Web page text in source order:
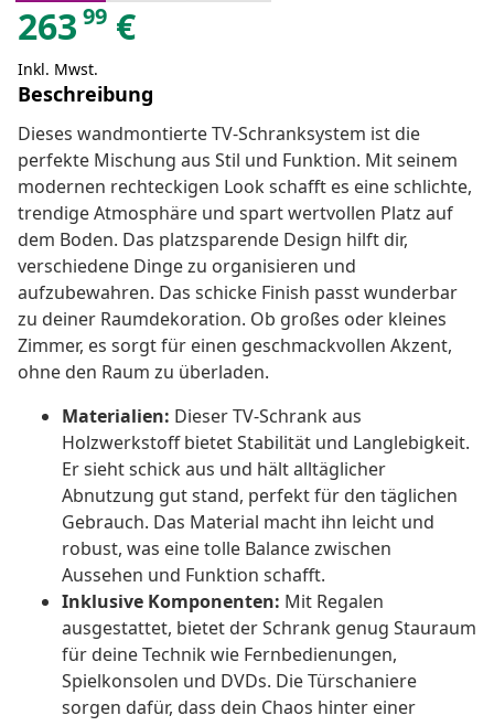
263 99 €
Inkl. Mwst.
Beschreibung
Dieses wandmontierte TV-Schranksystem ist die
perfekte Mischung aus Stil und Funktion. Mit seinem
modernen rechteckigen Look schafft es eine schlichte,
trendige Atmosphäre und spart wertvollen Platz auf
dem Boden. Das platzsparende Design hilft dir,
verschiedene Dinge zu organisieren und
aufzubewahren. Das schicke Finish passt wunderbar
zu deiner Raumdekoration. Ob großes oder kleines
Zimmer, es sorgt für einen geschmackvollen Akzent,
ohne den Raum zu überladen.
Materialien: Dieser TV-Schrank aus
Holzwerkstoff bietet Stabilität und Langlebigkeit.
Er sieht schick aus und hält alltäglicher
Abnutzung gut stand, perfekt für den täglichen
Gebrauch. Das Material macht ihn leicht und
robust, was eine tolle Balance zwischen
Aussehen und Funktion schafft.
Inklusive Komponenten: Mit Regalen
ausgestattet, bietet der Schrank genug Stauraum
für deine Technik wie Fernbedienungen,
Spielkonsolen und DVDs. Die Türschaniere
sorgen dafür, dass dein Chaos hinter einer